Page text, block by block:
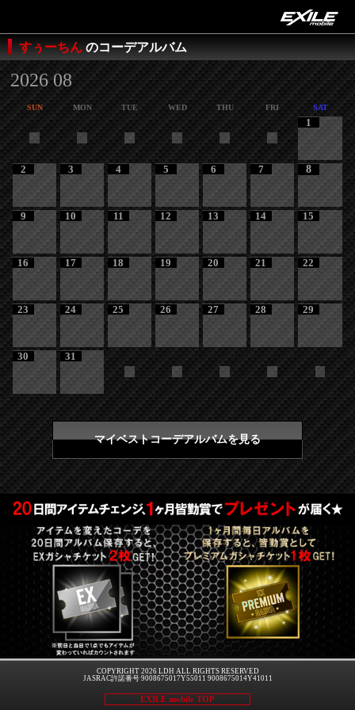
すぅーちん のコーデアルバム
2026 08
SUN MON TUE WED THU FRI SAT
1
2 3 4 5 6 7 8
9 10 11 12 13 14 15
16 17 18 19 20 21 22
23 24 25 26 27 28 29
30 31
マイベストコーデアルバムを見る
COPYRIGHT 2026 LDH ALL RIGHTS RESERVED
JASRAC許諾番号 9008675017Y55011 9008675014Y41011
EXILE mobile TOP